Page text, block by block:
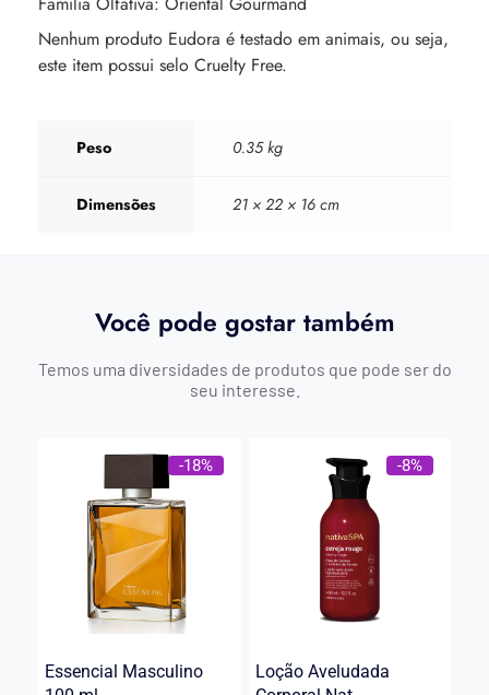
Nenhum produto Eudora é testado em animais, ou seja,
este item possui selo Cruelty Free.
Peso 0.35 kg
Dimensões 21 × 22 × 16 cm
Você pode gostar também
Temos uma diversidades de produtos que pode ser do
seu interesse.
-18%
Essencial Masculino
-8%
Loção Aveludada